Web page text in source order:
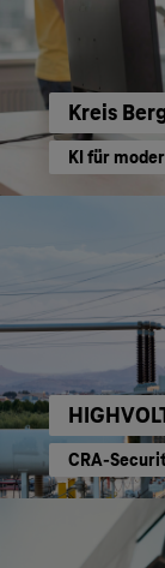
Kreis
KI für
CRA-